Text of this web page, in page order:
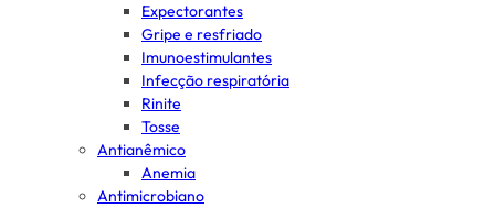
Expectorantes
Gripe e resfriado
Imunoestimulantes
Infecção respiratória
Rinite
Tosse
Antianêmico
Anemia
Antimicrobiano